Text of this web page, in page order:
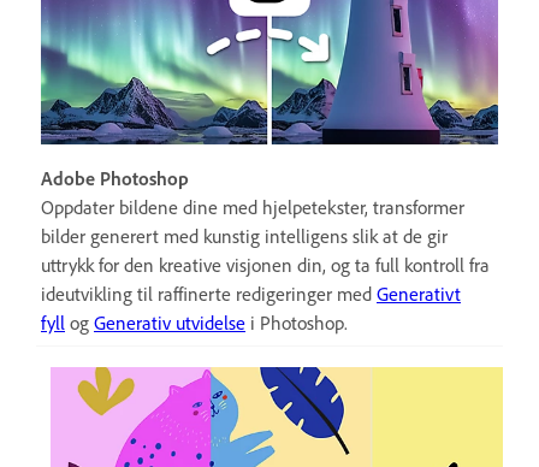
Adobe Photoshop
Oppdater bildene dine med hjelpetekster, transformer
bilder generert med kunstig intelligens slik at de gir
uttrykk for den kreative visjonen din, og ta full kontroll fra
ideutvikling til raffinerte redigeringer med Generativt
fyll og Generativ utvidelse i Photoshop.